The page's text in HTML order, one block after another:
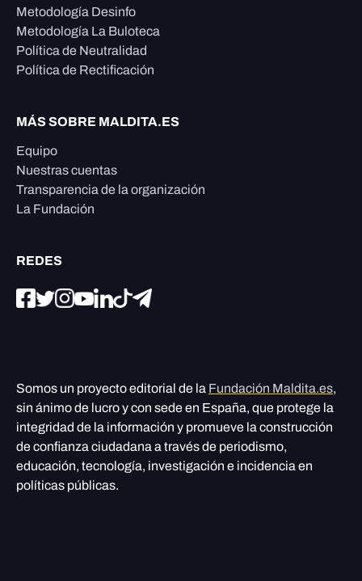
Metodología Desinfo
Metodología La Buloteca
Política de Neutralidad
Política de Rectificación
MÁS SOBRE MALDITA.ES
Equipo
Nuestras cuentas
Transparencia de la organización
La Fundación
REDES
Somos un proyecto editorial de la Fundación Maldita.es,
sin ánimo de lucro y con sede en España, que protege la
integridad de la información y promueve la construcción
de confianza ciudadana a través de periodismo,
educación, tecnología, investigación e incidencia en
políticas públicas.